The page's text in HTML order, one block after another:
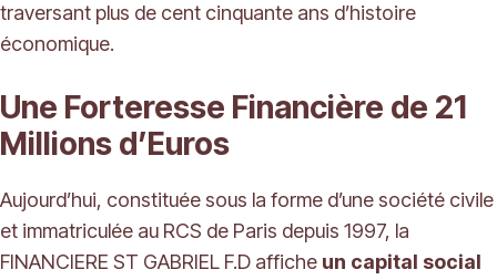
traversant plus de cent cinquante ans d’histoire
économique.
Une Forteresse Financière de 21
Millions d’Euros
Aujourd’hui, constituée sous la forme d’une société civile
et immatriculée au RCS de Paris depuis 1997, la
FINANCIERE ST GABRIEL F.D affiche un capital social